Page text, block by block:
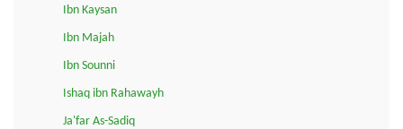
Ibn Kaysan
Ibn Majah
Ibn Sounni
Ishaq ibn Rahawayh
Ja'far As-Sadiq